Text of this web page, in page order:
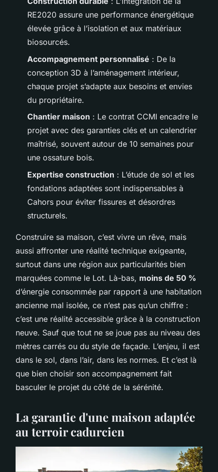
RE2020 assure une performance énergétique
élevée grâce à l’isolation et aux matériaux
biosourcés.
Accompagnement personnalisé : De la
conception 3D à l’aménagement intérieur,
chaque projet s’adapte aux besoins et envies
du propriétaire.
Chantier maison : Le contrat CCMI encadre le
projet avec des garanties clés et un calendrier
maîtrisé, souvent autour de 10 semaines pour
une ossature bois.
Expertise construction : L’étude de sol et les
fondations adaptées sont indispensables à
Cahors pour éviter fissures et désordres
structurels.
Construire sa maison, c’est vivre un rêve, mais
aussi affronter une réalité technique exigeante,
surtout dans une région aux particularités bien
marquées comme le Lot. Là-bas, moins de 50 %
d’énergie consommée par rapport à une habitation
ancienne mal isolée, ce n’est pas qu’un chiffre :
c’est une réalité accessible grâce à la construction
neuve. Sauf que tout ne se joue pas au niveau des
mètres carrés ou du style de façade. L’enjeu, il est
dans le sol, dans l’air, dans les normes. Et c’est là
que bien choisir son accompagnement fait
basculer le projet du côté de la sérénité.
La garantie d'une maison adaptée
au terroir cadurcien